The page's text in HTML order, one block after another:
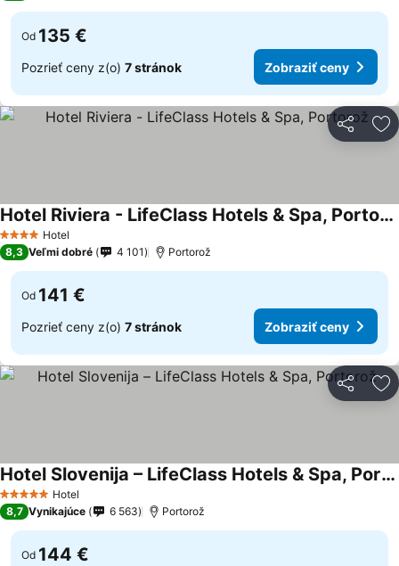
Od 135 €
Pozrieť ceny z(o) 7 stránok Zobraziť ceny
Zdieľať
4 Počet hviezdičiek
Hotel
Hotel Riviera - LifeClass Hotels & Spa, Portorož
8,3 Veľmi dobré 4 101 Portorož
Od 141 €
Pozrieť ceny z(o) 7 stránok Zobraziť ceny
Zdieľať
5 Počet hviezdičiek
Hotel
Hotel Slovenija – LifeClass Hotels & Spa, Portorož
8,7 Vynikajúce 6 563 Portorož
Od 144 €